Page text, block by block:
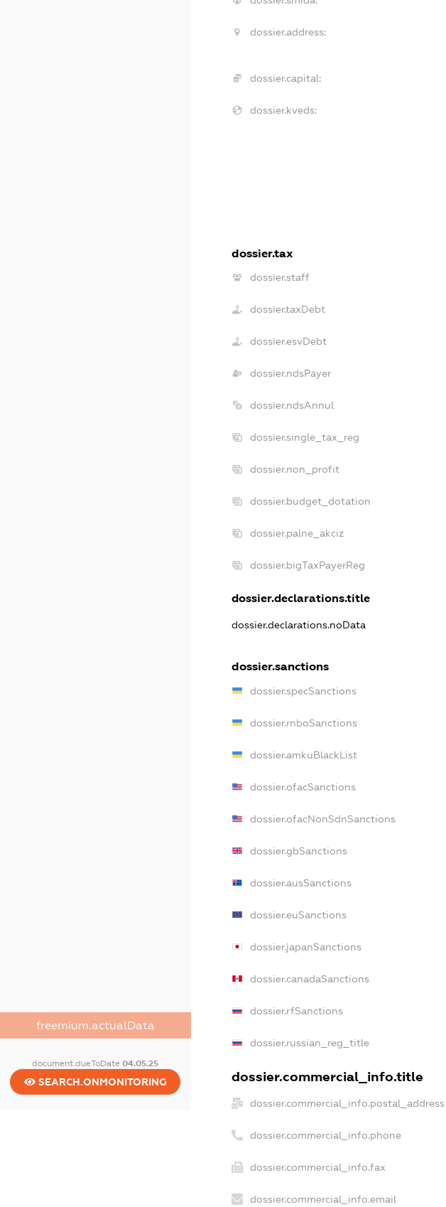
freemium.actualData
document.dueToDate04.05.25
SEARCH.ONMONITORING
dossier.address:
dossier.capital:
dossier.kveds:
dossier.tax
dossier.staff
dossier.taxDebt
dossier.esvDebt
dossier.ndsPayer
dossier.ndsAnnul
dossier.single_tax_reg
dossier.non_profit
dossier.budget_dotation
dossier.palne_akciz
dossier.bigTaxPayerReg
dossier.declarations.title
dossier.declarations.noData
dossier.sanctions
dossier.specSanctions
dossier.rnboSanctions
dossier.amkuBlackList
dossier.ofacSanctions
dossier.ofacNonSdnSanctions
dossier.gbSanctions
dossier.ausSanctions
dossier.euSanctions
dossier.japanSanctions
dossier.canadaSanctions
dossier.rfSanctions
dossier.russian_reg_title
dossier.commercial_info.title
dossier.commercial_info.postal_address
dossier.commercial_info.phone
dossier.commercial_info.fax
dossier.commercial_info.email